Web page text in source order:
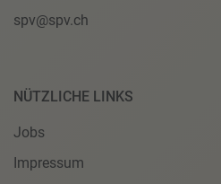
spv@spv.ch
NÜTZLICHE LINKS
Jobs
Impressum